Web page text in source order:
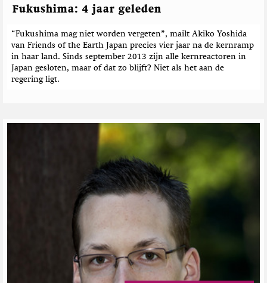
Fukushima: 4 jaar geleden
“Fukushima mag niet worden vergeten”, mailt Akiko Yoshida
van Friends of the Earth Japan precies vier jaar na de kernramp
in haar land. Sinds september 2013 zijn alle kernreactoren in
Japan gesloten, maar of dat zo blijft? Niet als het aan de
regering ligt.